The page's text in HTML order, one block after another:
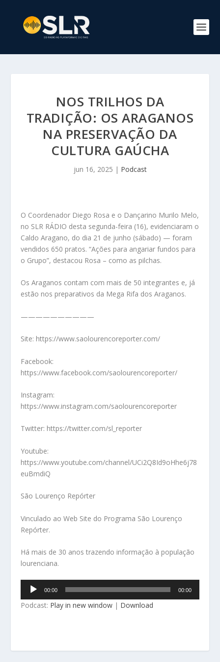
NOS TRILHOS DA
TRADIÇÃO: OS ARAGANOS
NA PRESERVAÇÃO DA
CULTURA GAÚCHA
jun 16, 2025 | Podcast
O Coordenador Diego Rosa e o Dançarino Murilo Melo,
no SLR RÁDIO desta segunda-feira (16), evidenciaram o
Caldo Aragano, do dia 21 de junho (sábado) — foram
vendidos 650 pratos. “Ações para angariar fundos para
o Grupo”, destacou Rosa – como as pilchas.
Os Araganos contam com mais de 50 integrantes e, já
estão nos preparativos da Mega Rifa dos Araganos.
——————————
Site: https://www.saolourencoreporter.com/
Facebook:
https://www.facebook.com/saolourencoreporter/
Instagram:
https://www.instagram.com/saolourencoreporter
Twitter: https://twitter.com/sl_reporter
Youtube:
https://www.youtube.com/channel/UCi2Q8Id9oHhe6j78
euBmdiQ
São Lourenço Repórter
Vinculado ao Web Site do Programa São Lourenço
Repórter.
Há mais de 30 anos trazendo informação à população
lourenciana.
Tocador
áudio
00:00 00:00
Podcast: Play in new window | Download